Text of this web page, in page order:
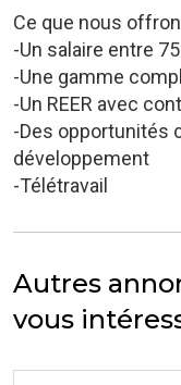
Ce que nous
-Un salaire entre
-Une gamme
-Un REER avec
-Des opportunités
développement
-Télétravail
Autres
vous